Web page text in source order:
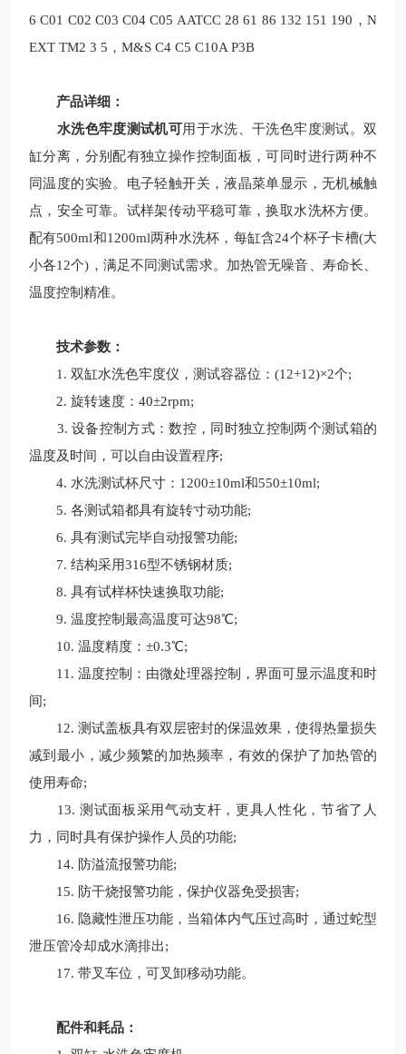
6 C01 C02 C03 C04 C05 AATCC 28 61 86 132 151 190，N
EXT TM2 3 5，M&S C4 C5 C10A P3B
产品详细：
水洗色牢度测试机可用于水洗、干洗色牢度测试。双
缸分离，分别配有独立操作控制面板，可同时进行两种不
同温度的实验。电子轻触开关，液晶菜单显示，无机械触
点，安全可靠。试样架传动平稳可靠，换取水洗杯方便。
配有500ml和1200ml两种水洗杯，每缸含24个杯子卡槽(大
小各12个)，满足不同测试需求。加热管无噪音、寿命长、
温度控制精准。
技术参数：
1. 双缸水洗色牢度仪，测试容器位：(12+12)×2个;
2. 旋转速度：40±2rpm;
3. 设备控制方式：数控，同时独立控制两个测试箱的
温度及时间，可以自由设置程序;
4. 水洗测试杯尺寸：1200±10ml和550±10ml;
5. 各测试箱都具有旋转寸动功能;
6. 具有测试完毕自动报警功能;
7. 结构采用316型不锈钢材质;
8. 具有试样杯快速换取功能;
9. 温度控制最高温度可达98℃;
10. 温度精度：±0.3℃;
11. 温度控制：由微处理器控制，界面可显示温度和时
间;
12. 测试盖板具有双层密封的保温效果，使得热量损失
减到最小，减少频繁的加热频率，有效的保护了加热管的
使用寿命;
13. 测试面板采用气动支杆，更具人性化，节省了人
力，同时具有保护操作人员的功能;
14. 防溢流报警功能;
15. 防干烧报警功能，保护仪器免受损害;
16. 隐藏性泄压功能，当箱体内气压过高时，通过蛇型
泄压管冷却成水滴排出;
17. 带叉车位，可叉卸移动功能。
配件和耗品：